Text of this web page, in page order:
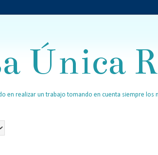
Única
en realizar un trabajo tomando en cuenta siempre los